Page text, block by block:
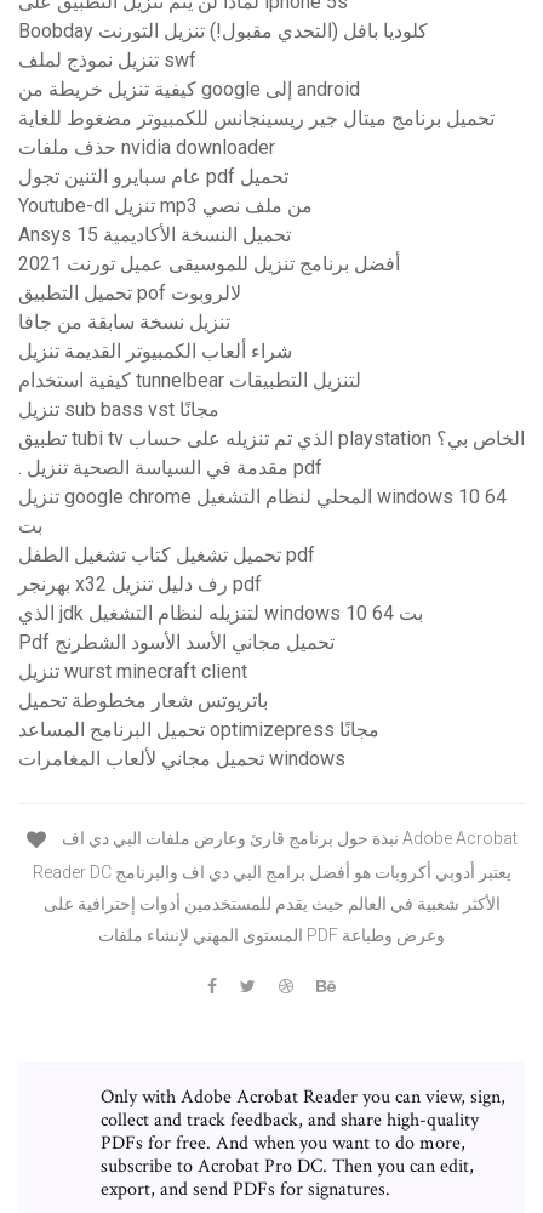
Boobday كلوديا بافل (التحدي مقبول!) تنزيل التورنت
تنزيل نموذج لملف swf
كيفية تنزيل خريطة من google إلى android
تحميل برنامج ميتال جير ريسينجانس للكمبيوتر مضغوط للغاية
حذف ملفات nvidia downloader
عام سبايرو التنين تجول pdf تحميل
Youtube-dl تنزيل mp3 من ملف نصي
Ansys 15 تحميل النسخة الأكاديمية
أفضل برنامج تنزيل للموسيقى عميل تورنت 2021
تحميل التطبيق pof لالروبوت
تنزيل نسخة سابقة من جافا
شراء ألعاب الكمبيوتر القديمة تنزيل
كيفية استخدام tunnelbear لتنزيل التطبيقات
تنزيل sub bass vst مجانًا
تطبيق tubi tv الذي تم تنزيله على حساب playstation الخاص بي؟
. مقدمة في السياسة الصحية تنزيل pdf
تنزيل google chrome المحلي لنظام التشغيل windows 10 64
بت
تحميل تشغيل كتاب تشغيل الطفل pdf
بهرنجر x32 رف دليل تنزيل pdf
الذي jdk لتنزيله لنظام التشغيل windows 10 64 بت
Pdf تحميل مجاني الأسد الأسود الشطرنج
تنزيل wurst minecraft client
باتريوتس شعار مخطوطة تحميل
تحميل البرنامج المساعد optimizepress مجانًا
تحميل مجاني لألعاب المغامرات windows
Reader DC يعتبر أدوبي أكروبات هو أفضل برامج البي دي اف والبرنامج
الأكثر شعبية في العالم حيث يقدم للمستخدمين أدوات إحترافية على
المستوى المهني لإنشاء ملفات PDF وعرض وطباعة
Only with Adobe Acrobat Reader you can view, sign,
collect and track feedback, and share high-quality
PDFs for free. And when you want to do more,
subscribe to Acrobat Pro DC. Then you can edit,
export, and send PDFs for signatures.